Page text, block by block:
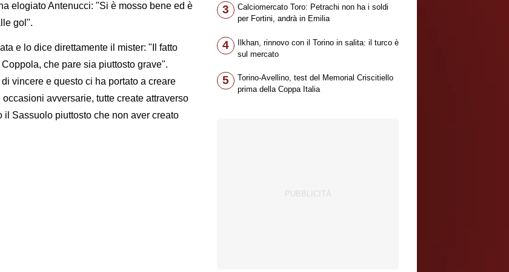
elogiato Antenucci: "Si è mosso bene ed è
gol".
e lo dice direttamente il mister: "Il fatto
che pare sia piuttosto grave".
vincere e questo ci ha portato a creare
avversarie, tutte create attraverso
Sassuolo piuttosto che non aver creato
3
Calciomercato Toro: Petrachi non ha i soldi
per Fortini, andrà in Emilia
4
Ilkhan, rinnovo con il Torino in salita: il turco è
sul mercato
5
Torino-Avellino, test del Memorial Criscitiello
prima della Coppa Italia